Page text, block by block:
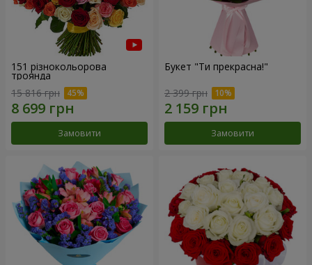
151 різнокольорова
троянда
15 816 грн
Замовити
Букет "Ти прекрасна!"
2 399 грн
Замовити